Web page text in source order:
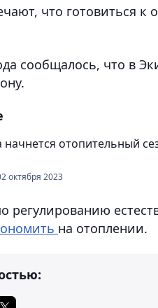
что готовиться
сообщалось, что в
начнется отопительный
октября 2023
регулированию
на отоплении.